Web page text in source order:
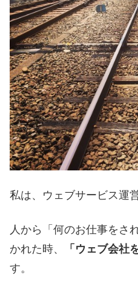
私は、ウェブサービス運
人から「何のお仕事をさ
かれた時、
「ウェブ会社
す。